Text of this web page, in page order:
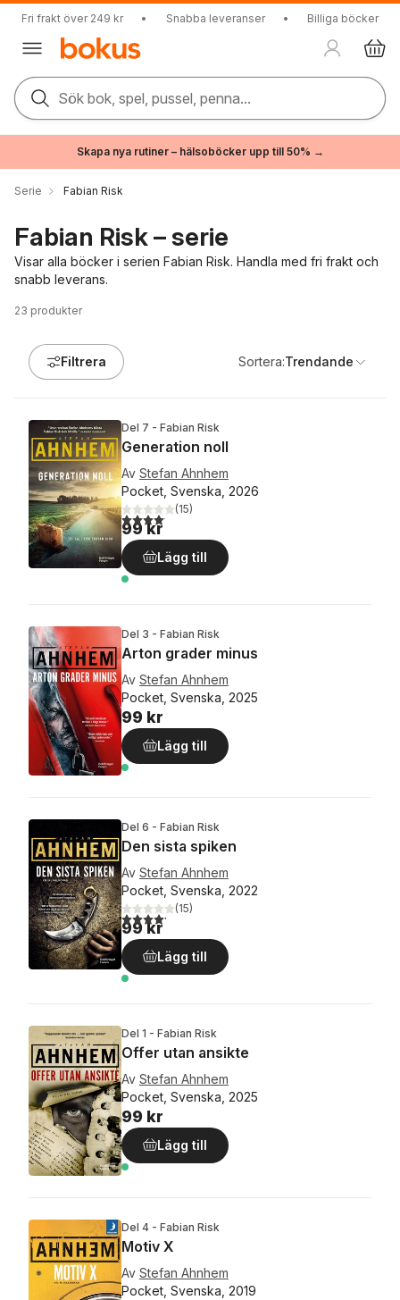
Fri frakt över 249 kr • Snabba leveranser • Billiga böcker
Sök bok, spel, pussel, penna...
Skapa nya rutiner – hälsoböcker upp till 50% →
Serie Fabian Risk
Fabian Risk – serie
Visar alla böcker i serien Fabian Risk. Handla med fri frakt och
snabb leverans.
23 produkter
Filtrera Sortera:Trendande
Del 7 - Fabian Risk
Generation noll
Av Stefan Ahnhem
Pocket, Svenska, 2026
4,1utav 5 stjärnor. Totalt antal röster:
(15)
99 kr
Lägg till
Del 3 - Fabian Risk
Arton grader minus
Av Stefan Ahnhem
Pocket, Svenska, 2025
99 kr
Lägg till
Del 6 - Fabian Risk
Den sista spiken
Av Stefan Ahnhem
Pocket, Svenska, 2022
4,2utav 5 stjärnor. Totalt antal röster:
(15)
99 kr
Lägg till
Del 1 - Fabian Risk
Offer utan ansikte
Av Stefan Ahnhem
Pocket, Svenska, 2025
99 kr
Lägg till
Del 4 - Fabian Risk
Motiv X
Av Stefan Ahnhem
Pocket, Svenska, 2019